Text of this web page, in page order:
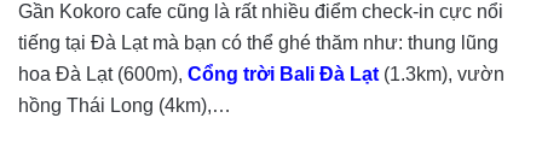
Gần Kokoro cafe cũng là rất nhiều điểm check-in cực nổi
tiếng tại Đà Lạt mà bạn có thể ghé thăm như: thung lũng
hoa Đà Lạt (600m), Cổng trời Bali Đà Lạt (1.3km), vườn
hồng Thái Long (4km),…